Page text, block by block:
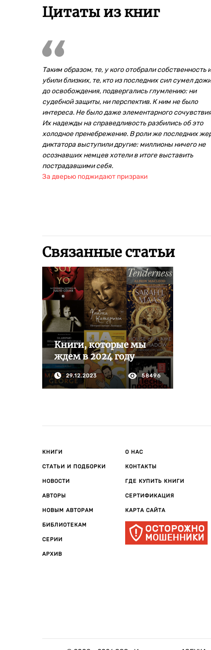
Цитаты из книг
Таким образом, те, у кого отобрали собственность и
убили близких, те, кто из последних сил сумел
до освобождения, подвергались глумлению: ни
судебной защиты, ни перспектив. К ним не было
интереса. Не было даже элементарного
Их надежды на справедливость разбились об это
холодное пренебрежение. В роли же последних
диктатора выступили другие: миллионы ничего не
осознавших немцев хотели в итоге выставить
пострадавшими себя.
За дверью поджидают призраки
Связанные статьи
Книги, которые мы
ждем в 2024 году
29.12.2023 58496
КНИГИ
СТАТЬИ И ПОДБОРКИ
НОВОСТИ
АВТОРЫ
НОВЫМ АВТОРАМ
БИБЛИОТЕКАМ
СЕРИИ
АРХИВ
О НАС
КОНТАКТЫ
ГДЕ КУПИТЬ КНИГИ
СЕРТИФИКАЦИЯ
КАРТА САЙТА